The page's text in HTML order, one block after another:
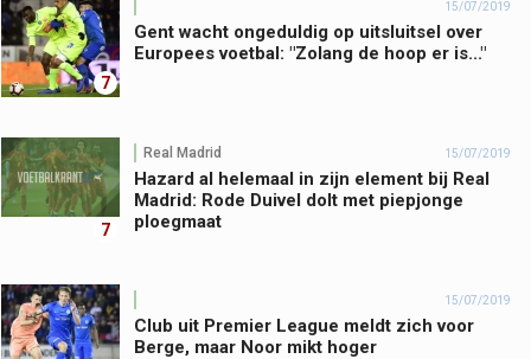
7
15/07/2019
Gent wacht ongeduldig op uitsluitsel over
Europees voetbal: "Zolang de hoop er is..."
7
Real Madrid 15/07/2019
Hazard al helemaal in zijn element bij Real
Madrid: Rode Duivel dolt met piepjonge
ploegmaat
15/07/2019
Club uit Premier League meldt zich voor
Berge, maar Noor mikt hoger